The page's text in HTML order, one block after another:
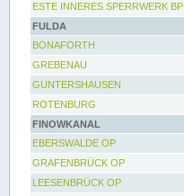
ESTE INNERES SPERRWERK BP
FULDA
BONAFORTH
GREBENAU
GUNTERSHAUSEN
ROTENBURG
FINOWKANAL
EBERSWALDE OP
GRAFENBRÜCK OP
LEESENBRÜCK OP